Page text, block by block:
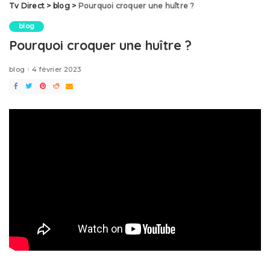
Tv Direct > blog> Pourquoi croquer une huître ?
blog
Pourquoi croquer une huître ?
blog 4 février 2023